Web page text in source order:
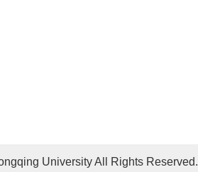
University All Rights Reserved.